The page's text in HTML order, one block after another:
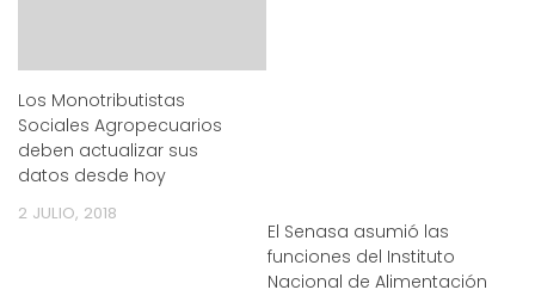
Los Monotributistas
Sociales Agropecuarios
deben actualizar sus
datos desde hoy
2 JULIO, 2018
El Senasa asumió las
funciones del Instituto
Nacional de Alimentación